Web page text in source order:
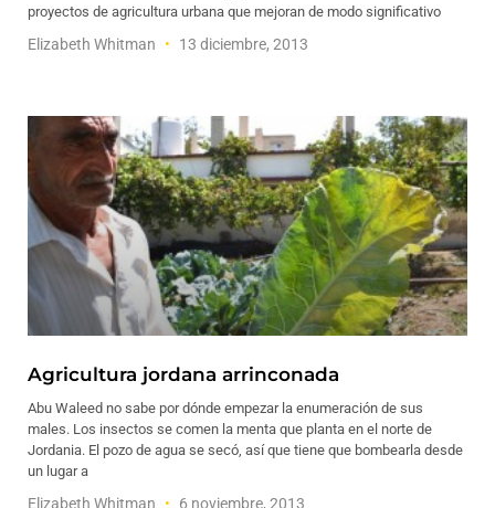
proyectos de agricultura urbana que mejoran de modo significativo
Elizabeth Whitman 13 diciembre, 2013
Agricultura jordana arrinconada
Abu Waleed no sabe por dónde empezar la enumeración de sus
males. Los insectos se comen la menta que planta en el norte de
Jordania. El pozo de agua se secó, así que tiene que bombearla desde
un lugar a
Elizabeth Whitman 6 noviembre, 2013